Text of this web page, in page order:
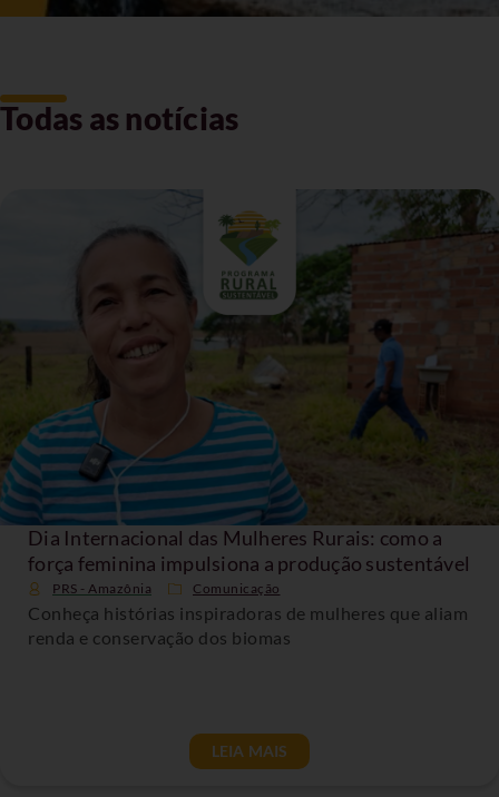
Todas as notícias
Dia Internacional das Mulheres Rurais: como a
força feminina impulsiona a produção sustentável
PRS - Amazônia Comunicação
Conheça histórias inspiradoras de mulheres que aliam
renda e conservação dos biomas
LEIA MAIS